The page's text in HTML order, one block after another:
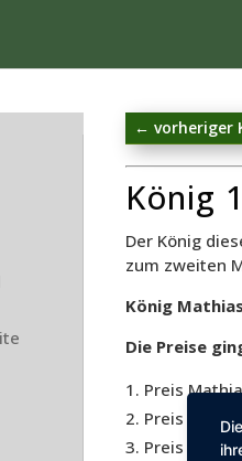
← vorheriger
König
Der König
zum zweiten
König
Die Preise
Preis
Preis Theo
Preis